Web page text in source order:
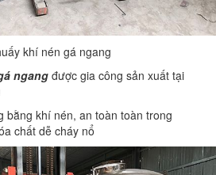
khí nén gá ngang
ngang được gia công sản xuất tại
bằng khí nén, an toàn toàn trong
chất dễ cháy nổ